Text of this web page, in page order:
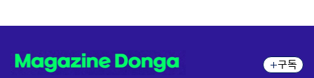
구독